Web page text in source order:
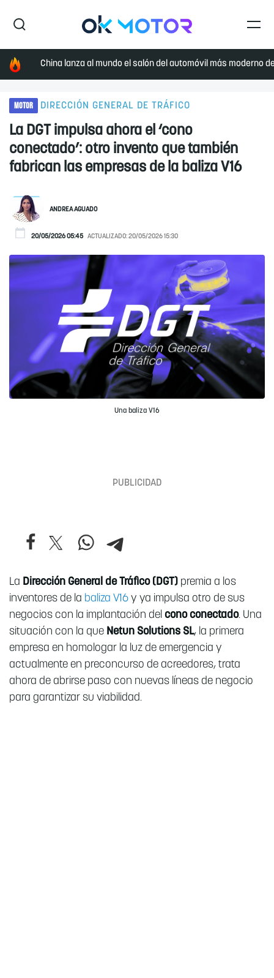
China lanza al mundo el salón del automóvil más moderno
MOTOR DIRECCIÓN GENERAL DE TRÁFICO
La DGT impulsa ahora el ‘cono
conectado’: otro invento que también
fabrican las empresas de la baliza V16
ANDREA AGUADO
20/05/2026 05:45 ACTUALIZADO:20/05/2026 15:30
Una baliza V16
La Dirección General de Tráfico (DGT) premia a los
inventores de la baliza V16 y ya impulsa otro de sus
negocios con la implantación del cono conectado. Una
situación con la que Netun Solutions SL, la primera
empresa en homologar la luz de emergencia y
actualmente en preconcurso de acreedores, trata
ahora de abrirse paso con nuevas líneas de negocio
para garantizar su viabilidad.